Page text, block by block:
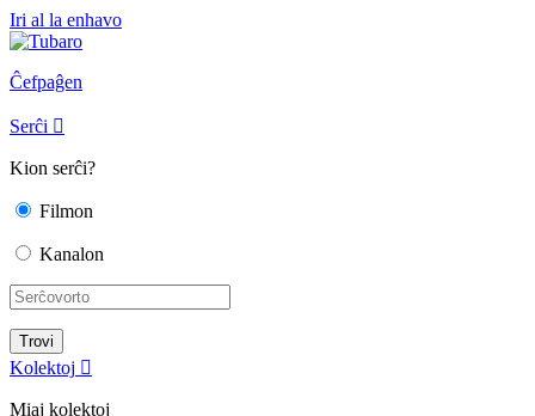
Iri al la enhavo
Ĉefpaĝen
Serĉi 
Kion serĉi?
Filmon
Kanalon
Kolektoj 
Miaj kolektoj